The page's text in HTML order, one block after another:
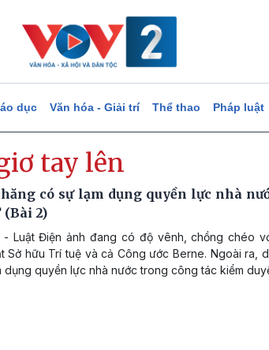
dục Văn hóa - Giải trí Thể thao Pháp luật
tay lên
có sự lạm dụng quyền lực nhà
(Bài 2)
- Luật Điện ảnh đang có độ vênh, chồng chéo
Sở hữu Trí tuệ và cả Công ước Berne. Ngoài ra,
dụng quyền lực nhà nước trong công tác kiểm